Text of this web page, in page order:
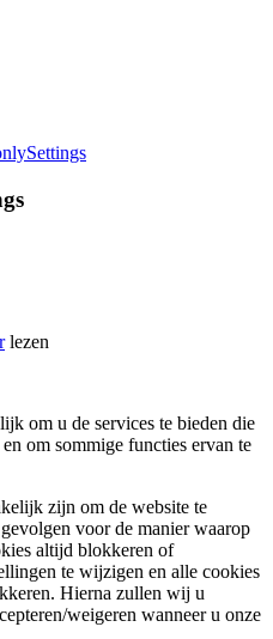
Settings
lezen
om u de services te bieden die
om sommige functies ervan te
zijn om de website te
voor de manier waarop
altijd blokkeren of
te wijzigen en alle cookies
Hierna zullen wij u
weigeren wanneer u onze